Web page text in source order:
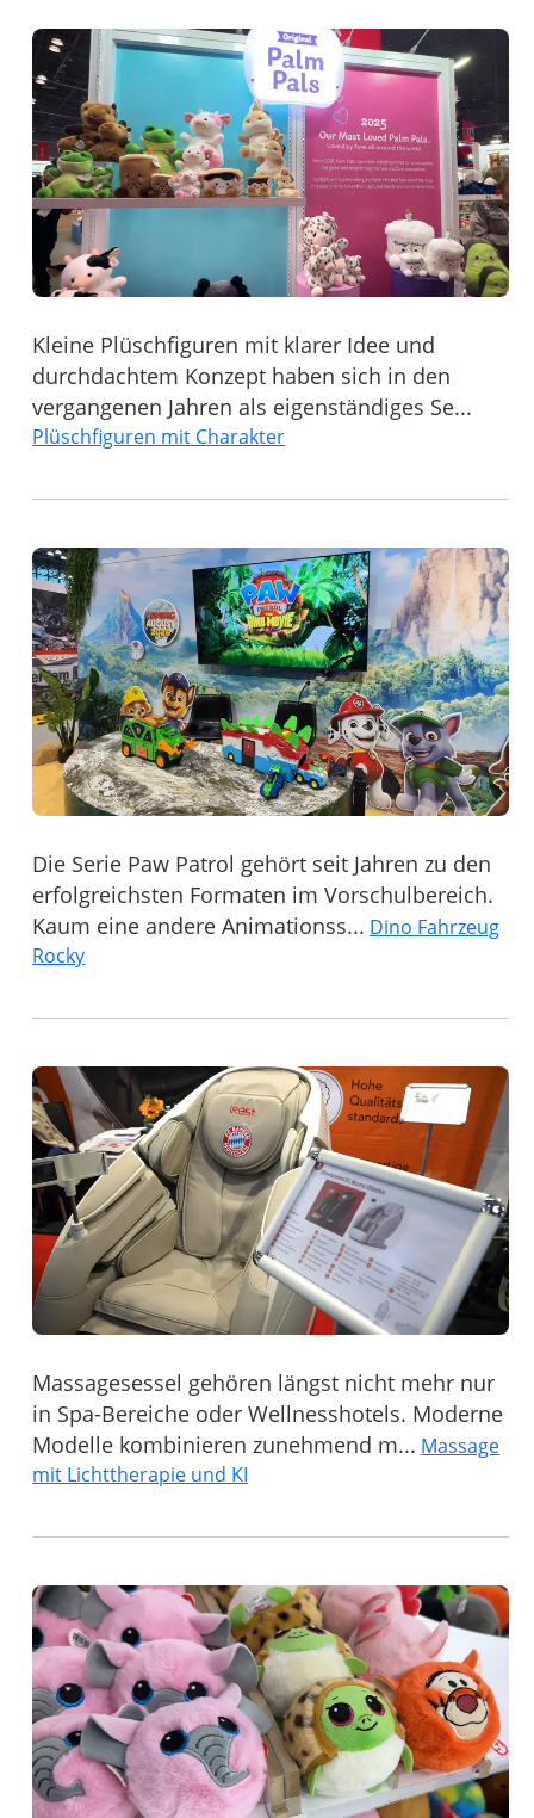
Kleine Plüschfiguren mit klarer Idee und
durchdachtem Konzept haben sich in den
vergangenen Jahren als eigenständiges Se...
Plüschfiguren mit Charakter
Die Serie Paw Patrol gehört seit Jahren zu den
erfolgreichsten Formaten im Vorschulbereich.
Kaum eine andere Animationss... Dino Fahrzeug
Rocky
Massagesessel gehören längst nicht mehr nur
in Spa-Bereiche oder Wellnesshotels. Moderne
Modelle kombinieren zunehmend m... Massage
mit Lichttherapie und KI